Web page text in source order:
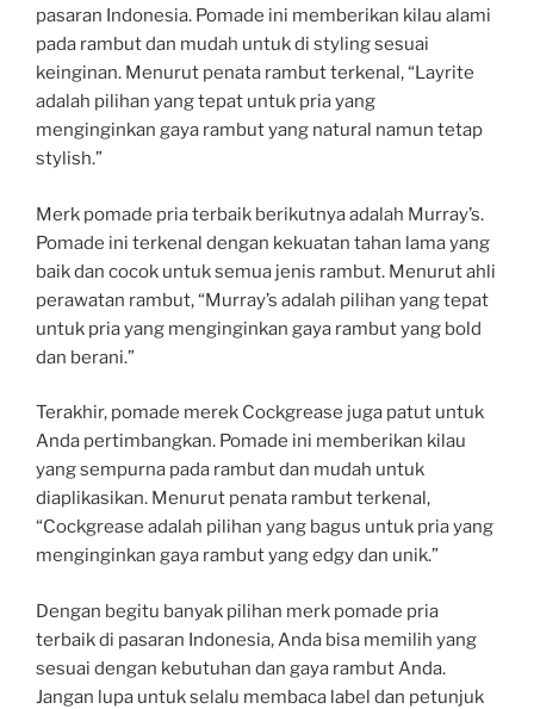
pasaran Indonesia. Pomade ini memberikan kilau alami
pada rambut dan mudah untuk di styling sesuai
keinginan. Menurut penata rambut terkenal, “Layrite
adalah pilihan yang tepat untuk pria yang
menginginkan gaya rambut yang natural namun tetap
stylish.”
Merk pomade pria terbaik berikutnya adalah Murray’s.
Pomade ini terkenal dengan kekuatan tahan lama yang
baik dan cocok untuk semua jenis rambut. Menurut ahli
perawatan rambut, “Murray’s adalah pilihan yang tepat
untuk pria yang menginginkan gaya rambut yang bold
dan berani.”
Terakhir, pomade merek Cockgrease juga patut untuk
Anda pertimbangkan. Pomade ini memberikan kilau
yang sempurna pada rambut dan mudah untuk
diaplikasikan. Menurut penata rambut terkenal,
“Cockgrease adalah pilihan yang bagus untuk pria yang
menginginkan gaya rambut yang edgy dan unik.”
Dengan begitu banyak pilihan merk pomade pria
terbaik di pasaran Indonesia, Anda bisa memilih yang
sesuai dengan kebutuhan dan gaya rambut Anda.
Jangan lupa untuk selalu membaca label dan petunjuk